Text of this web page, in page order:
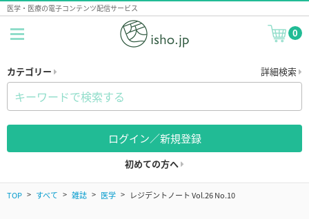
医学・医療の電子コンテンツ配信サービス
0
カテゴリー 詳細検索
ログイン／新規登録
初めての方へ
TOP すべて 雑誌 医学 レジデントノート Vol.26 No.10